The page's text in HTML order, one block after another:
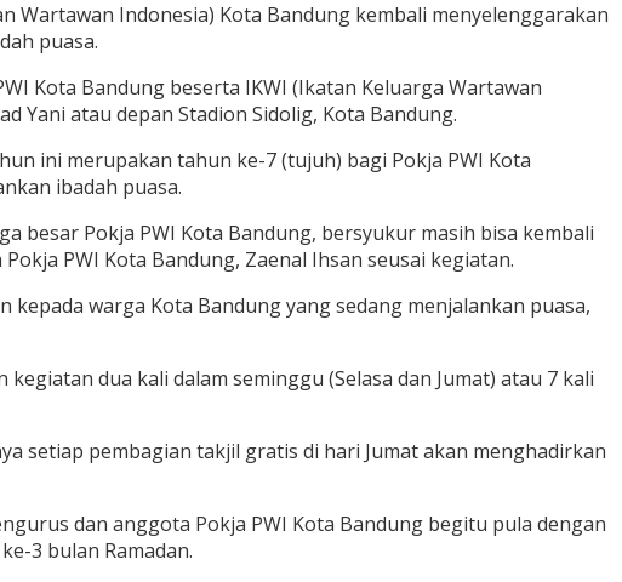
Wartawan Indonesia) Kota Bandung kembali menyelenggarakan
puasa.
Kota Bandung beserta IKWI (Ikatan Keluarga Wartawan
Yani atau depan Stadion Sidolig, Kota Bandung.
ini merupakan tahun ke-7 (tujuh) bagi Pokja PWI Kota
ibadah puasa.
besar Pokja PWI Kota Bandung, bersyukur masih bisa kembali
PWI Kota Bandung, Zaenal Ihsan seusai kegiatan.
warga Kota Bandung yang sedang menjalankan puasa,
dua kali dalam seminggu (Selasa dan Jumat) atau 7 kali
setiap pembagian takjil gratis di hari Jumat akan menghadirkan
dan anggota Pokja PWI Kota Bandung begitu pula dengan
3 bulan Ramadan.